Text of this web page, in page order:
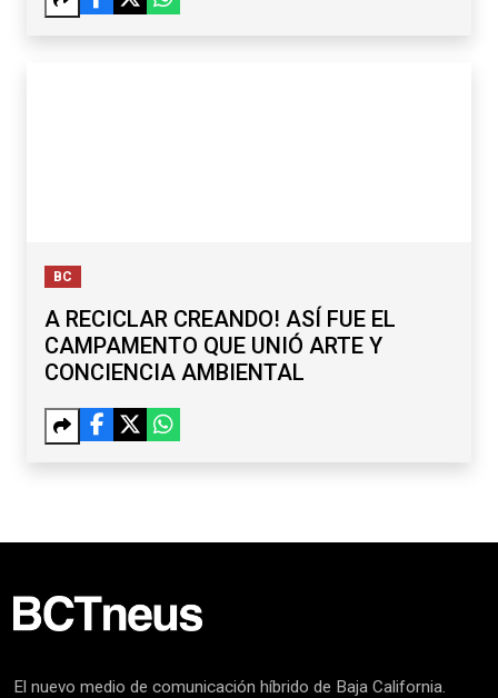
BC
A RECICLAR CREANDO! ASÍ FUE EL
CAMPAMENTO QUE UNIÓ ARTE Y
CONCIENCIA AMBIENTAL
El nuevo medio de comunicación híbrido de Baja California.